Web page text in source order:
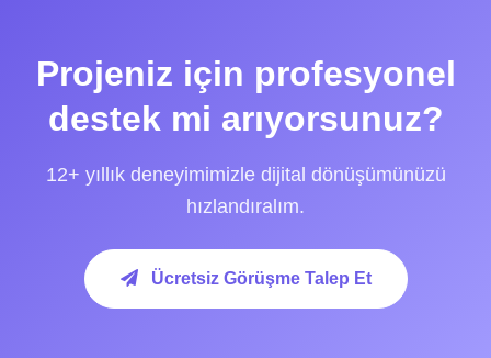
Projeniz için profesyonel
destek mi arıyorsunuz?
12+ yıllık deneyimimizle dijital dönüşümünüzü
hızlandıralım.
Ücretsiz Görüşme Talep Et